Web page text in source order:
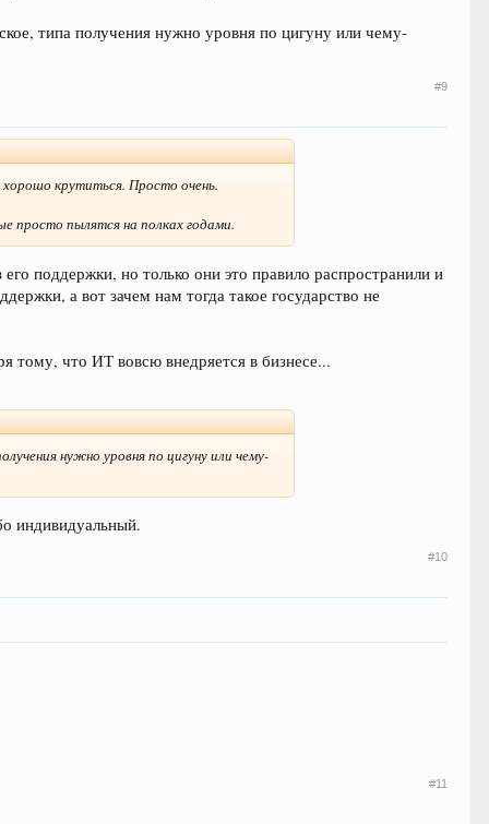
типа получения нужно уровня по цигуну или чему-
#9
крутиться. Просто очень.
просто пылятся на полках годами.
поддержки, но только они это правило распространили и
а вот зачем нам тогда такое государство не
тому, что ИТ вовсю внедряется в бизнесе...
нужно уровня по цигуну или чему-
индивидуальный.
#10
#11